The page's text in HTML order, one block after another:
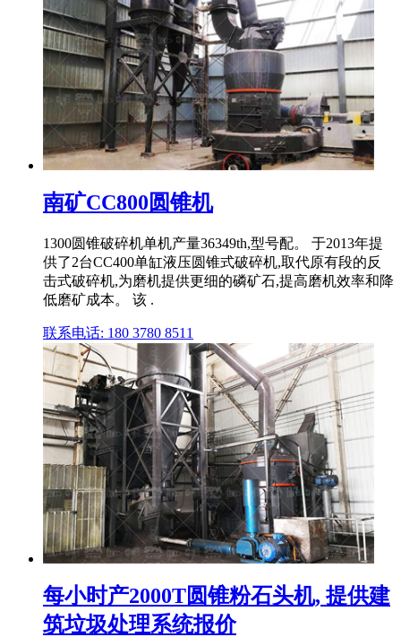
南矿CC800圆锥机
1300圆锥破碎机单机产量36349th,型号配。 于2013年提
供了2台CC400单缸液压圆锥式破碎机,取代原有段的反
击式破碎机,为磨机提供更细的磷矿石,提高磨机效率和降
低磨矿成本。 该 .
联系电话: 180 3780 8511
每小时产2000T圆锥粉石头机, 提供建
筑垃圾处理系统报价